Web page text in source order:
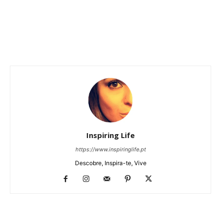
Inspiring Life
https://www.inspiringlife.pt
Descobre, Inspira-te, Vive